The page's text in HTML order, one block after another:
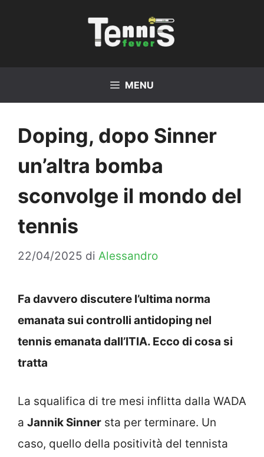
MENU
Doping, dopo Sinner
un’altra bomba
sconvolge il mondo del
tennis
22/04/2025 di Alessandro
Fa davvero discutere l’ultima norma
emanata sui controlli antidoping nel
tennis emanata dall’ITIA. Ecco di cosa si
tratta
La squalifica di tre mesi inflitta dalla WADA
a Jannik Sinner sta per terminare. Un
caso, quello della positività del tennista